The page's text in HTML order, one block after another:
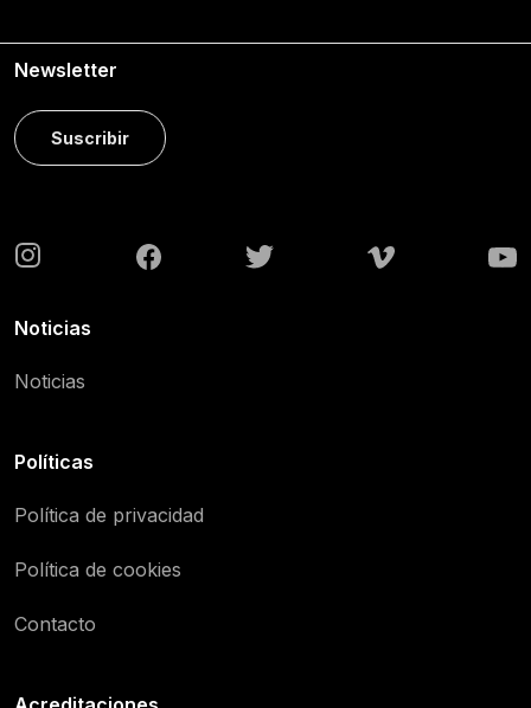
Newsletter
Suscribir
Noticias
Noticias
Políticas
Política de privacidad
Política de cookies
Contacto